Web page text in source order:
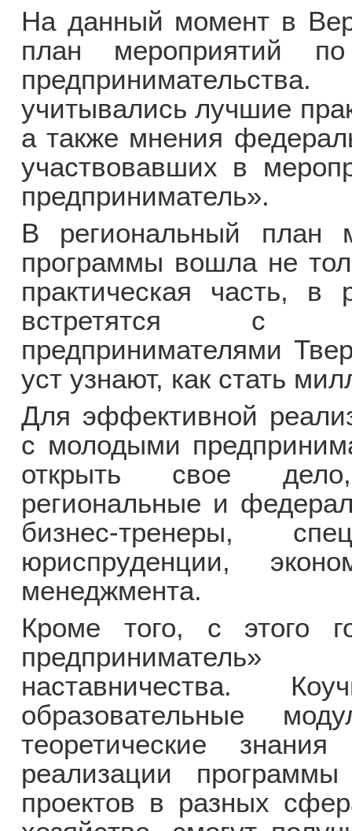
На данный момент в
план мероприятий
учитывались лучшие
а также мнения
участвовавших в
предприниматель».
В региональный план
программы вошла не
практическая часть, в
встретятся с
предпринимателями
уст узнают, как стать
Для эффективной
с молодыми
открыть свое
региональные и
бизнес-тренеры,
юриспруденции,
менеджмента.
Кроме того, с этого
наставничества.
образовательные
теоретические
реализации
проектов в разных